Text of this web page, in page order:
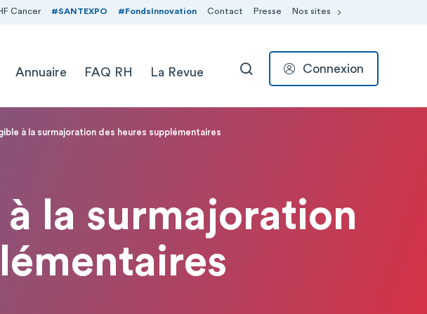
Cancer #SANTEXPO #FondsInnovation Contact Presse Nos sites
Annuaire FAQ RH La Revue RECHERCHER
Connexion
à la surmajoration des heures supplémentaires
la surmajoration